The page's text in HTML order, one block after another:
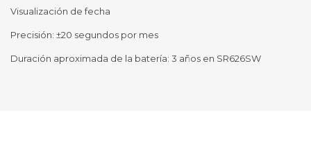
Visualización de fecha
Precisión: ±20 segundos por mes
Duración aproximada de la batería: 3 años en SR626SW